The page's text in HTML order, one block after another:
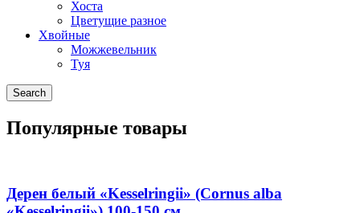
Хоста
Цветущие разное
Хвойные
Можжевельник
Туя
Search
Популярные товары
Дерен белый «Kesselringii» (Cornus alba